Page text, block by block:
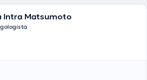
Intra Matsumoto